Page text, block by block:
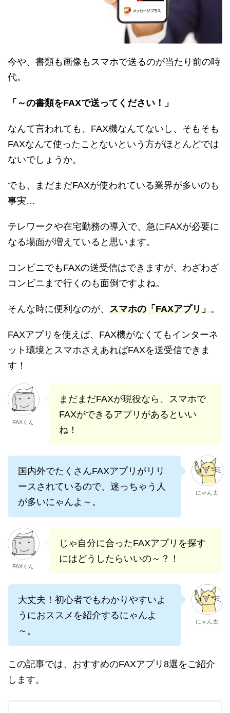
今や、書類も画像もスマホで送るのが当たり前の時
代。
「～の書類をFAXで送ってください！」
なんて言われても、FAX機なんてないし、そもそも
FAXなんて使ったことないという方がほとんどでは
ないでしょうか。
でも、まだまだFAXが使われている業界が多いのも
事実…
テレワークや在宅勤務の導入で、急にFAXが必要に
なる場面が増えていると思います。
コンビニでもFAXの送受信はできますが、わざわざ
コンビニまで行くのも面倒ですよね。
そんな時に便利なのが、 スマホの「FAXアプリ」。
FAXアプリを使えば、FAX機がなくてもインターネ
ット環境とスマホさえあればFAXを送受信できま
す！
FAXくん
まだまだFAXが現役なら、スマホで
FAXができるアプリがあるといい
ね！
国内外でたくさんFAXアプリがリリ
ースされているので、迷っちゃう人
が多いにゃんよ～。
にゃん太
FAXくん
じゃ自分に合ったFAXアプリを探す
にはどうしたらいいの～？！
大丈夫！初心者でもわかりやすいよ
うにおススメを紹介するにゃんよ
～。
にゃん太
この記事では、おすすめのFAXアプリ8選をご紹介
します。